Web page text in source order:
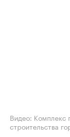
Видео: Комплекс
строительства